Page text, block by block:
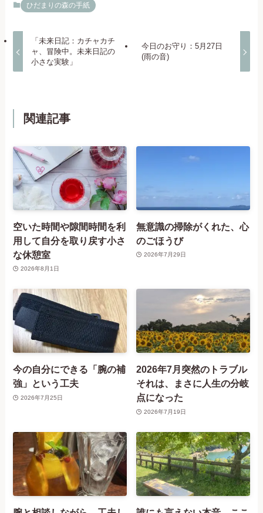
ひだまりの森の手紙
「未来日記：カチャカチ
ャ、冒険中。未来日記の
小さな実験」
今日のお守り：5月27日
(雨の音)
関連記事
空いた時間や隙間時間を利
用して自分を取り戻す小さ
な休憩室
2026年8月1日
無意識の掃除がくれた、心
のごほうび
2026年7月29日
今の自分にできる「腕の補
強」という工夫
2026年7月25日
2026年7月突然のトラブル
それは、まさに人生の分岐
点になった
2026年7月19日